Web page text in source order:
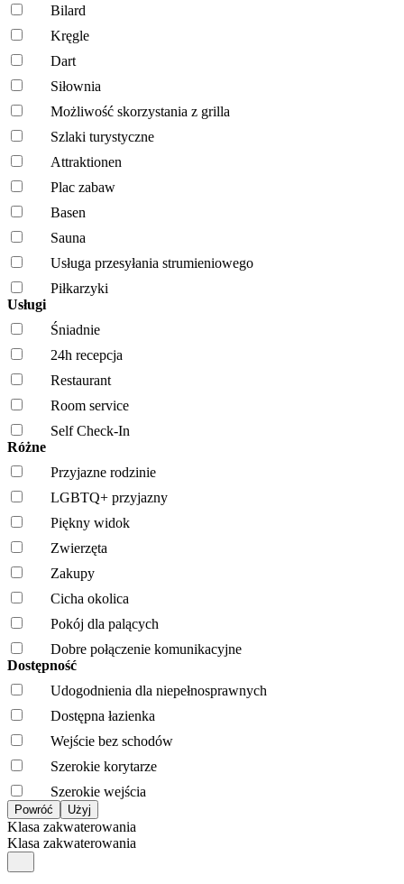
Bilard
Kręgle
Dart
Siłownia
Możliwość skorzystania z grilla
Szlaki turystyczne
Attraktionen
Plac zabaw
Basen
Sauna
Usługa przesyłania strumieniowego
Piłkarzyki
Usługi
Śniadnie
24h recepcja
Restaurant
Room service
Self Check-In
Różne
Przyjazne rodzinie
LGBTQ+ przyjazny
Piękny widok
Zwierzęta
Zakupy
Cicha okolica
Pokój dla palących
Dobre połączenie komunikacyjne
Dostępność
Udogodnienia dla niepełnosprawnych
Dostępna łazienka
Wejście bez schodów
Szerokie korytarze
Szerokie wejścia
Klasa zakwaterowania
Klasa zakwaterowania